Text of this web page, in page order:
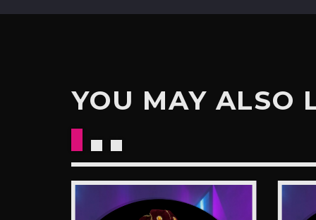
YOU MAY ALSO